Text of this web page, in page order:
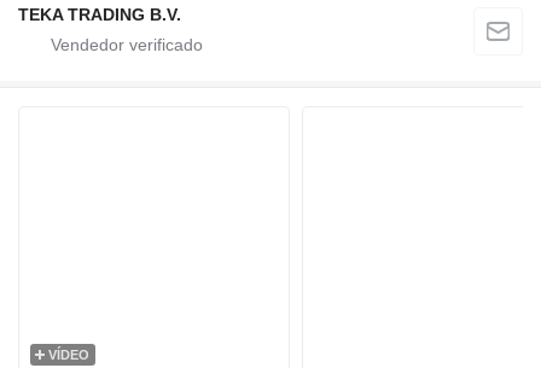
TEKA TRADING B.V.
VÍDEO